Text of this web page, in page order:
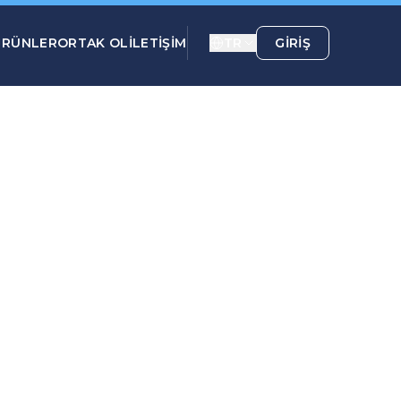
ORTAK OLİLETİŞİM GIRIŞ